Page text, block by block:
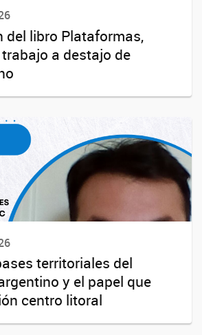
del libro Plataformas,
a destajo de
territoriales del
y el papel que
centro litoral